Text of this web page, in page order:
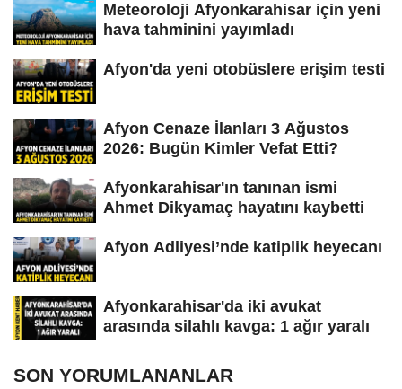
Meteoroloji Afyonkarahisar için yeni
hava tahminini yayımladı
Afyon'da yeni otobüslere erişim testi
Afyon Cenaze İlanları 3 Ağustos
2026: Bugün Kimler Vefat Etti?
Afyonkarahisar'ın tanınan ismi
Ahmet Dikyamaç hayatını kaybetti
Afyon Adliyesi’nde katiplik heyecanı
Afyonkarahisar'da iki avukat
arasında silahlı kavga: 1 ağır yaralı
SON YORUMLANANLAR